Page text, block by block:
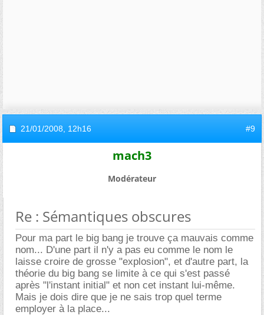
21/01/2008, 12h16 #9
mach3
Modérateur
Re : Sémantiques obscures
Pour ma part le big bang je trouve ça mauvais comme
nom... D'une part il n'y a pas eu comme le nom le
laisse croire de grosse "explosion", et d'autre part, la
théorie du big bang se limite à ce qui s'est passé
après "l'instant initial" et non cet instant lui-même.
Mais je dois dire que je ne sais trop quel terme
employer à la place...